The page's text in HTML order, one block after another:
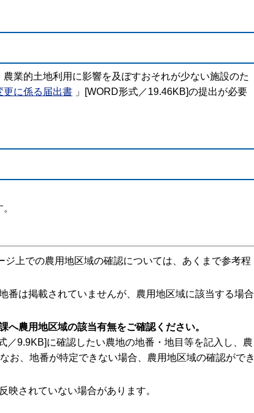
業的土地利用に影響を及ぼすおそれが少ない施設のた
更に係る届出書 」[WORD形式／19.46KB]の提出が必要
上での農用地区域の確認については、あくまで参考程
番は掲載されていませんが、農用地区域に該当する場合
農用地区域の該当有無をご確認ください。
／9.9KB]に確認したい農地の地番・地目等を記入し、農
お、地番が特定できない場合、農用地区域の確認ができ
映されていない場合があります。